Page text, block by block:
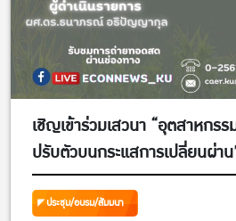
เชิญเข้าร่วมเสวนา “อุตสาหกร
ปรับตัวบนกระแสการเปลี่ยนผ่า
ประชุม/อบรม/สัมมนา